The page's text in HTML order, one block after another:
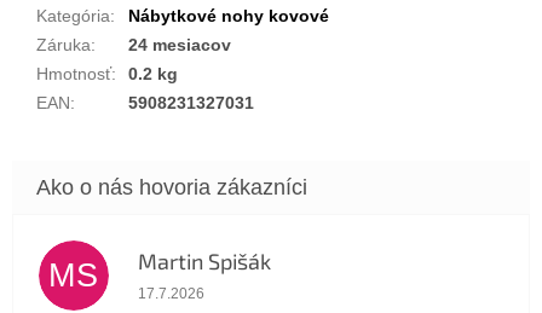
Kategória:
Nábytkové nohy kovové
Záruka:
24 mesiacov
Hmotnosť:
0.2 kg
EAN: 5908231327031
MS Martin Spišák
Hodnotenie obchodu je 5 z 5 hviezdičiek.
17.7.2026